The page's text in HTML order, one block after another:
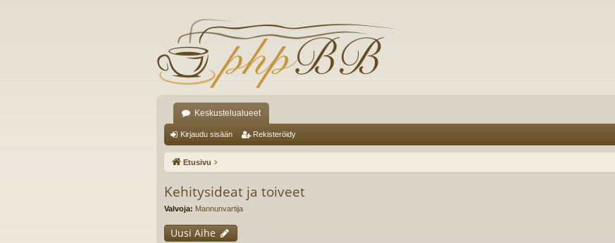
Keskustelualueet
Kirjaudu sisään Rekisteröidy
Etusivu
Kehitysideat ja toiveet
Valvoja: Mannunvartija
Uusi Aihe